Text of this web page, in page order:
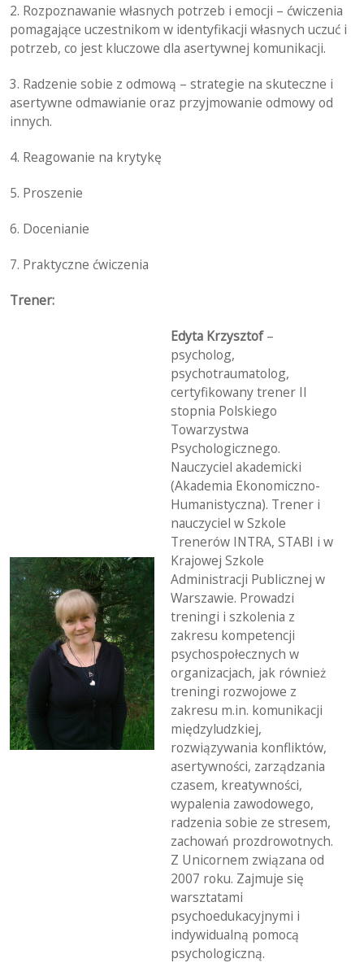
2. Rozpoznawanie własnych potrzeb i emocji – ćwiczenia
pomagające uczestnikom w identyfikacji własnych uczuć i
potrzeb, co jest kluczowe dla asertywnej komunikacji.
3. Radzenie sobie z odmową – strategie na skuteczne i
asertywne odmawianie oraz przyjmowanie odmowy od
innych.
4. Reagowanie na krytykę
5. Proszenie
6. Docenianie
7. Praktyczne ćwiczenia
Trener:
Edyta Krzysztof–
psycholog,
psychotraumatolog,
certyfikowany trener II
stopnia Polskiego
Towarzystwa
Psychologicznego.
Nauczyciel akademicki
(Akademia Ekonomiczno-
Humanistyczna). Trener i
nauczyciel w Szkole
Trenerów INTRA, STABI i w
Krajowej Szkole
Administracji Publicznej w
Warszawie. Prowadzi
treningi i szkolenia z
zakresu kompetencji
psychospołecznych w
organizacjach, jak również
treningi rozwojowe z
zakresu m.in. komunikacji
międzyludzkiej,
rozwiązywania konfliktów,
asertywności, zarządzania
czasem, kreatywności,
wypalenia zawodowego,
radzenia sobie ze stresem,
zachowań prozdrowotnych.
Z Unicornem związana od
2007 roku. Zajmuje się
warsztatami
psychoedukacyjnymi i
indywidualną pomocą
psychologiczną.